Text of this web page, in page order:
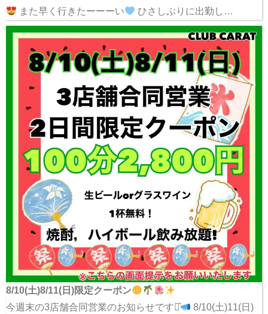
また早く行きたーーーい ひさしぶりに出勤し…
8/10(土)8/11(日)限定クーポン
今週末の3店舗合同営業のお知らせです⋆͛
8/10(土)11(日)